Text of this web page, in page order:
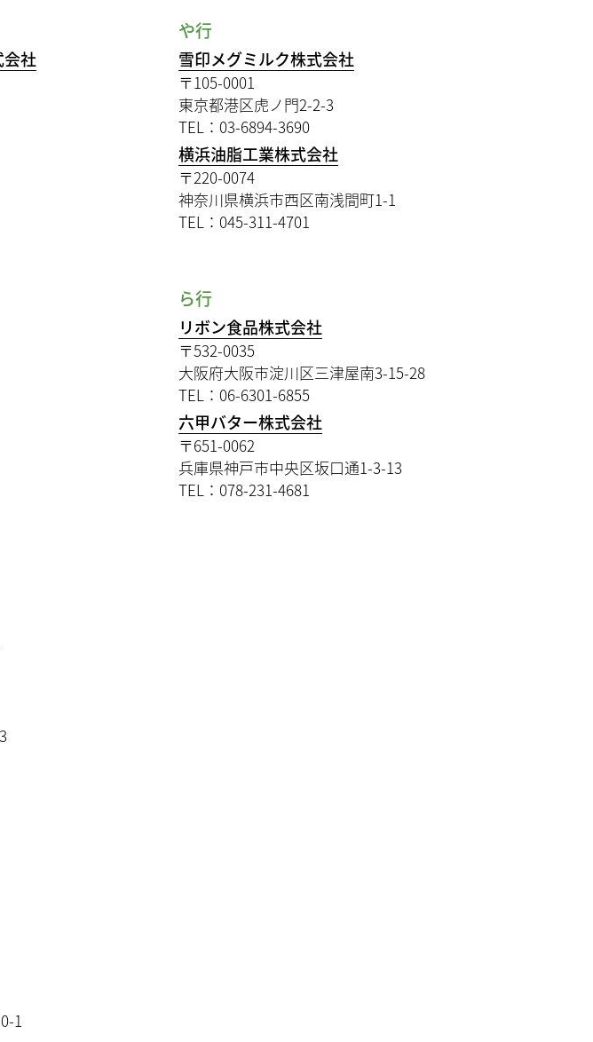
社
1
や行
雪印メグミルク株式会社
〒105-0001
東京都港区虎ノ門2-2-3
TEL：03-6894-3690
横浜油脂工業株式会社
〒220-0074
神奈川県横浜市西区南浅間町1-1
TEL：045-311-4701
ら行
リボン食品株式会社
〒532-0035
大阪府大阪市淀川区三津屋南3-15-28
TEL：06-6301-6855
六甲バター株式会社
〒651-0062
兵庫県神戸市中央区坂口通1-3-13
TEL：078-231-4681